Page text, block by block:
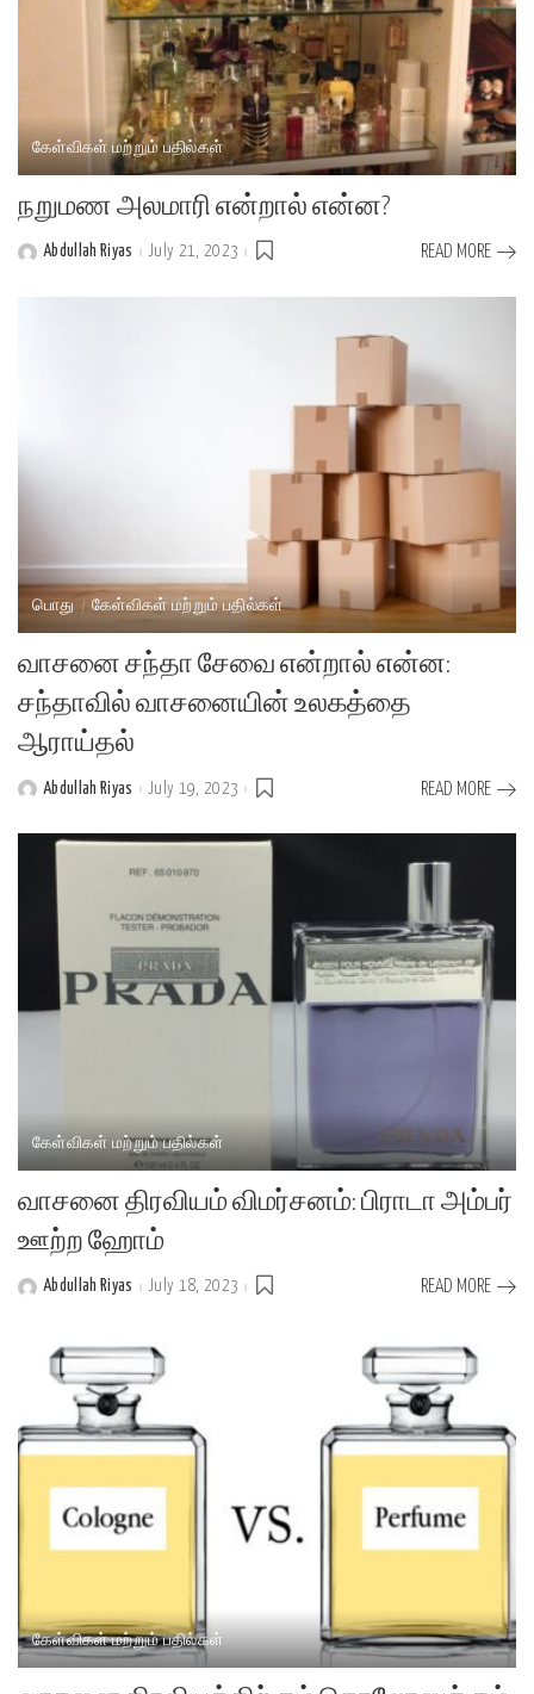
கேள்விகள் மற்றும் பதில்கள்
நறுமண அலமாரி என்றால் என்ன?
PostedAbdullah Riyas July 21, 2023 READ MORE
பொது கேள்விகள் மற்றும் பதில்கள்
வாசனை சந்தா சேவை என்றால் என்ன:
சந்தாவில் வாசனையின் உலகத்தை
ஆராய்தல்
PostedAbdullah Riyas July 19, 2023 READ MORE
கேள்விகள் மற்றும் பதில்கள்
வாசனை திரவியம் விமர்சனம்: பிராடா அம்பர்
ஊற்ற ஹோம்
PostedAbdullah Riyas July 18, 2023 READ MORE
கேள்விகள் மற்றும் பதில்கள்